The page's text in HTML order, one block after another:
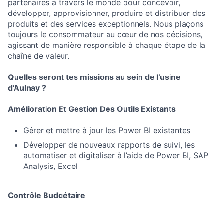
partenaires à travers le monde pour concevoir,
développer, approvisionner, produire et distribuer des
produits et des services exceptionnels. Nous plaçons
toujours le consommateur au cœur de nos décisions,
agissant de manière responsible à chaque étape de la
chaîne de valeur.
Quelles seront tes missions au sein de l’usine
d’Aulnay ?
Amélioration Et Gestion Des Outils Existants
Gérer et mettre à jour les Power BI existantes
Développer de nouveaux rapports de suivi, les
automatiser et digitaliser à l’aide de Power BI, SAP
Analysis, Excel
Contrôle Budgétaire